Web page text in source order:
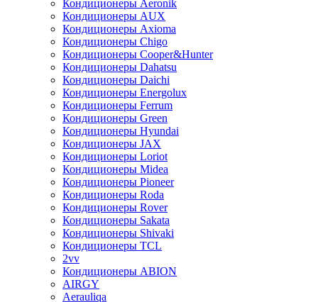
Кондиционеры Aeronik
Кондиционеры AUX
Кондиционеры Axioma
Кондиционеры Chigo
Кондиционеры Cooper&Hunter
Кондиционеры Dahatsu
Кондиционеры Daichi
Кондиционеры Energolux
Кондиционеры Ferrum
Кондиционеры Green
Кондиционеры Hyundai
Кондиционеры JAX
Кондиционеры Loriot
Кондиционеры Midea
Кондиционеры Pioneer
Кондиционеры Roda
Кондиционеры Rover
Кондиционеры Sakata
Кондиционеры Shivaki
Кондиционеры TCL
2vv
Кондиционеры ABION
AIRGY
Aerauliqa